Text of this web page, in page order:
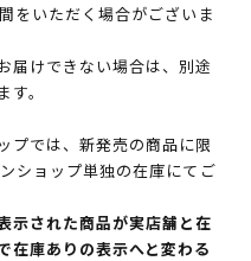
をいただく場合がございま
届けできない場合は、別途
。
プでは、新発売の商品に限
ショップ単独の在庫にてご
示された商品が実店舗と在
在庫ありの表示へと変わる